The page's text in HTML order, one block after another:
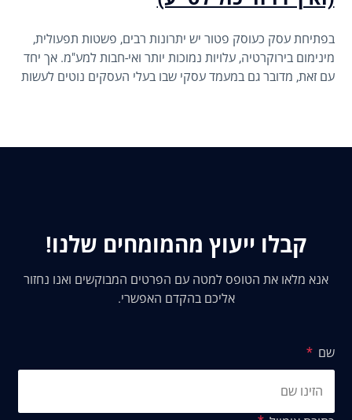
בפתיחת עסק כעוסק פטור יש יתרונות רבים, פשטות תפעולית,
מינימום בירוקרטיה, עלויות נמוכות יותר ואי-חבות למע"מ. אך יחד
עם זאת, מדובר גם במעמד עסקי שבו בעלי העסקים נוטים לעשות
קבלו ייעוץ מהמומחים שלנו!
אנא מלאו את הטופס למטה עם הפרטים המבוקשים ואנו נחזור
אליכם בהקדם האפשרי.
שם